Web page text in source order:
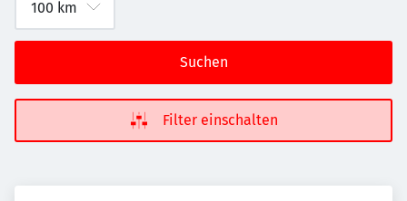
Suchen
Filter einschalten